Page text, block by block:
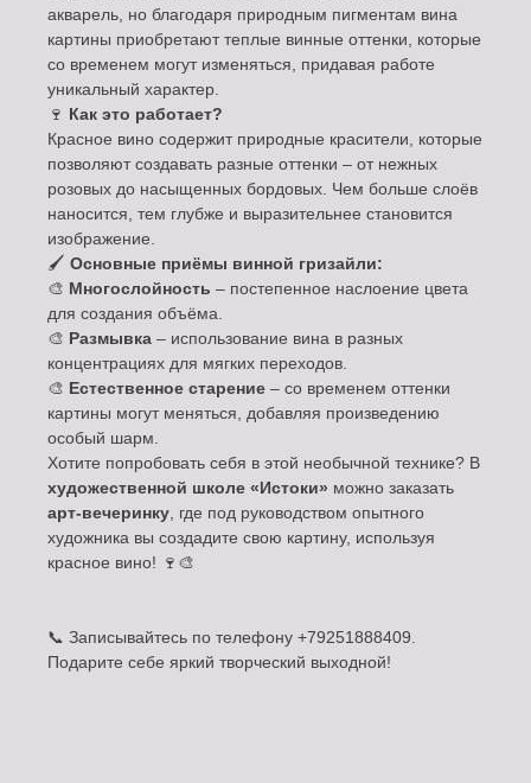
акварель, но благодаря природным пигментам вина
картины приобретают теплые винные оттенки, которые
со временем могут изменяться, придавая работе
уникальный характер.
🍷 Как это работает?
Красное вино содержит природные красители, которые
позволяют создавать разные оттенки – от нежных
розовых до насыщенных бордовых. Чем больше слоёв
наносится, тем глубже и выразительнее становится
изображение.
🖌 Основные приёмы винной гризайли:
🎨 Многослойность – постепенное наслоение цвета
для создания объёма.
🎨 Размывка – использование вина в разных
концентрациях для мягких переходов.
🎨 Естественное старение – со временем оттенки
картины могут меняться, добавляя произведению
особый шарм.
Хотите попробовать себя в этой необычной технике? В
художественной школе «Истоки» можно заказать
арт-вечеринку , где под руководством опытного
художника вы создадите свою картину, используя
красное вино! 🍷🎨
📞 Записывайтесь по телефону +79251888409.
Подарите себе яркий творческий выходной!